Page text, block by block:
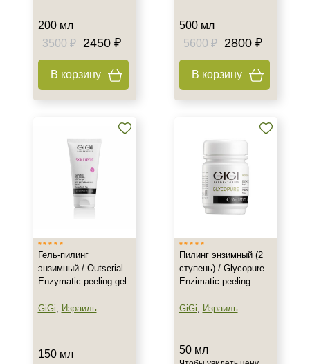
200 мл
3500 ₽
2450 ₽
В корзину
500 мл
5600 ₽
2800 ₽
В корзину
Гель-пилинг
энзимный / Outserial
Enzymatic peeling gel
GiGi, Израиль
150 мл
Пилинг энзимный (2
ступень) / Glycopure
Enzimatic peeling
GiGi, Израиль
50 мл